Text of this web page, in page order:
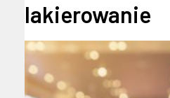
lakierowanie